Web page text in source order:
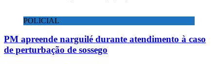
POLICIAL
PM apreende narguilé durante atendimento à caso
de perturbação de sossego